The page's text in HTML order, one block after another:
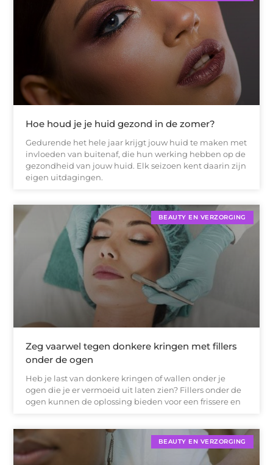
Hoe houd je je huid gezond in de zomer?
Gedurende het hele jaar krijgt jouw huid te maken met
invloeden van buitenaf, die hun werking hebben op de
gezondheid van jouw huid. Elk seizoen kent daarin zijn
eigen uitdagingen.
BEAUTY EN VERZORGING
Zeg vaarwel tegen donkere kringen met fillers
onder de ogen
Heb je last van donkere kringen of wallen onder je
ogen die je er vermoeid uit laten zien? Fillers onder de
ogen kunnen de oplossing bieden voor een frissere en
BEAUTY EN VERZORGING